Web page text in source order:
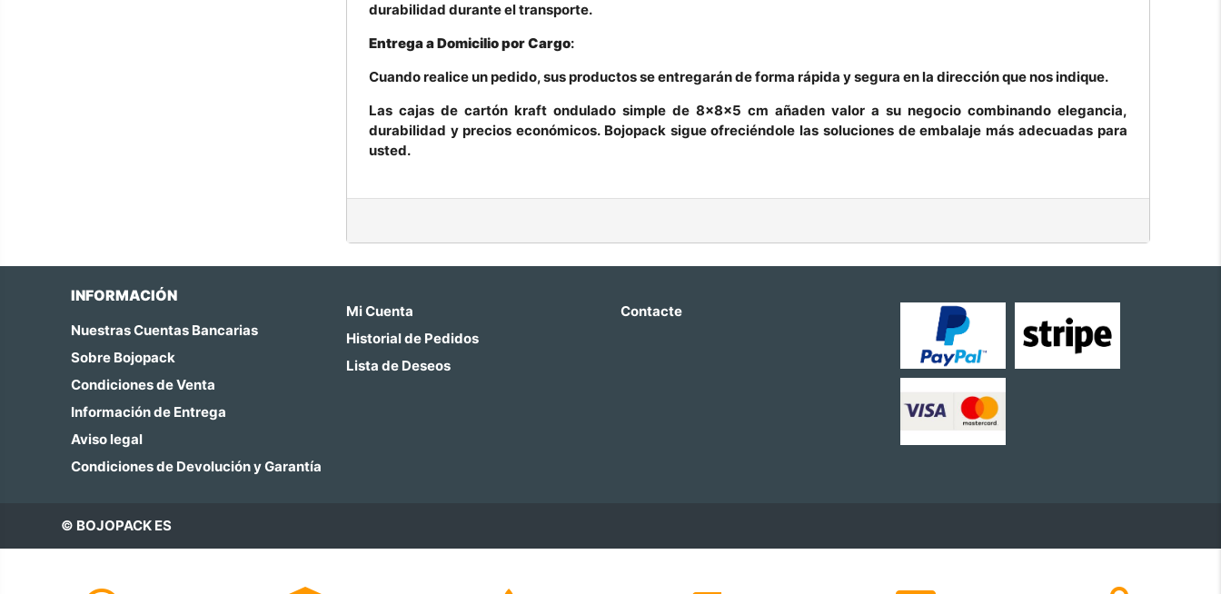
durabilidad durante el transporte.
Entrega a Domicilio por Cargo:
Cuando realice un pedido, sus productos se entregarán de forma rápida y segura en la dirección que nos indique.
Las cajas de cartón kraft ondulado simple de 8x8x5 cm añaden valor a su negocio combinando elegancia,
durabilidad y precios económicos. Bojopack sigue ofreciéndole las soluciones de embalaje más adecuadas para
usted.
INFORMACIÓN
Nuestras Cuentas Bancarias
Sobre Bojopack
Condiciones de Venta
Información de Entrega
Aviso legal
Condiciones de Devolución y Garantía
Mi Cuenta
Historial de Pedidos
Lista de Deseos
Contacte
© BOJOPACK ES